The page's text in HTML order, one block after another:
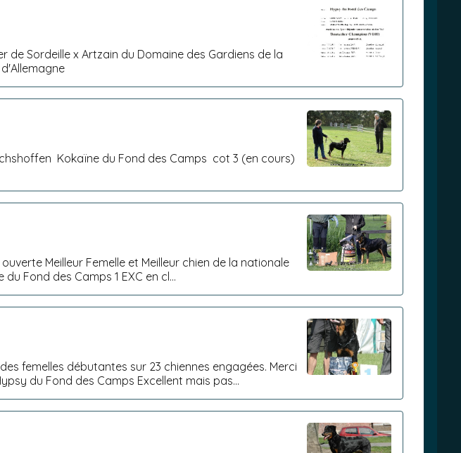
Kokaïne du Fond des Camps cot 3 (en cours)
Meilleur Femelle et Meilleur chien de la nationale
Sauvignac. Kokaïne du Fond des Camps 1 EXC en cl...
femelles débutantes sur 23 chiennes engagées. Merci
de m'avoir présentée Kokaïne Hypsy du Fond des Camps Excellent mais pas...